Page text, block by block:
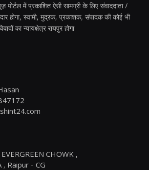
पोर्टल में प्रकाशित ऐसी सामग्री के लिए संवाददाता /
होगा, स्वामी, मुद्रक, प्रकाशक, संपादक की कोई भी
का न्यायक्षेत्र रायपुर होगा
CHOWK ,
, Raipur - CG